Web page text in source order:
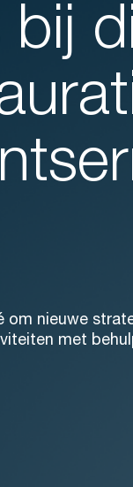
om nieuwe
met